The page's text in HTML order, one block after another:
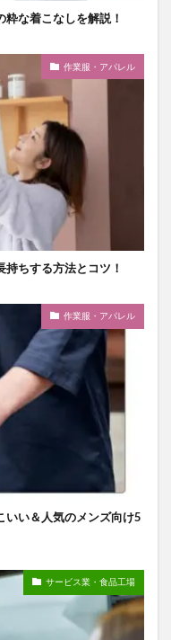
な着こなしを解説！
作業服・アパレル
ちする方法とコツ！
作業服・アパレル
いい＆人気のメンズ向け5
サービス業・食品工場